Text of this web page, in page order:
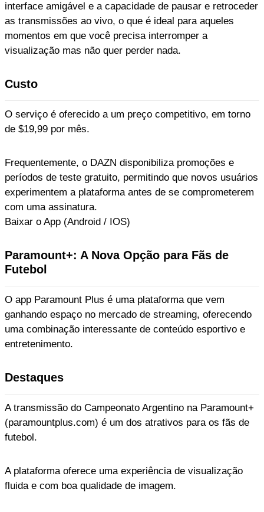
interface amigável e a capacidade de pausar e retroceder
as transmissões ao vivo, o que é ideal para aqueles
momentos em que você precisa interromper a
visualização mas não quer perder nada.
Custo
O serviço é oferecido a um preço competitivo, em torno
de $19,99 por mês.
Frequentemente, o DAZN disponibiliza promoções e
períodos de teste gratuito, permitindo que novos usuários
experimentem a plataforma antes de se comprometerem
com uma assinatura.
Baixar o App (Android / IOS)
Paramount+: A Nova Opção para Fãs de
Futebol
O app Paramount Plus é uma plataforma que vem
ganhando espaço no mercado de streaming, oferecendo
uma combinação interessante de conteúdo esportivo e
entretenimento.
Destaques
A transmissão do Campeonato Argentino na Paramount+
(paramountplus.com) é um dos atrativos para os fãs de
futebol.
A plataforma oferece uma experiência de visualização
fluida e com boa qualidade de imagem.